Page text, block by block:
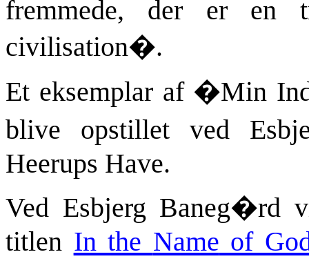
fremmede, der er en
civilisation�.
Et eksemplar af �Min
blive opstillet ved
Heerups Have.
Ved Esbjerg Baneg�rd
titlen In the Name of